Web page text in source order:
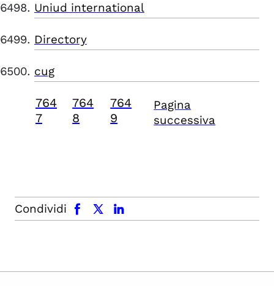
Uniud international
Directory
cug
764
7
764
8
764
9
Pagina
successiva
Condividi
facebook x.com linkedin